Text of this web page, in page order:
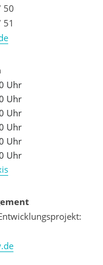
50
51
Uhr
Uhr
Uhr
Uhr
Uhr
Uhr